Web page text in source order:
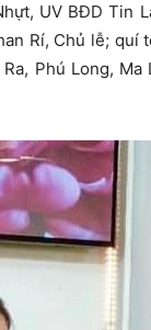
UV BĐD Tin
Rí, Chủ lễ; quí
Phú Long,